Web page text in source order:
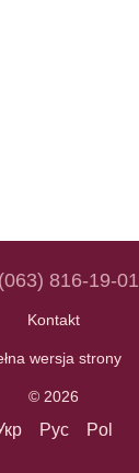
816-19-01
Kontakt
wersja strony
© 2026
Рус Pol